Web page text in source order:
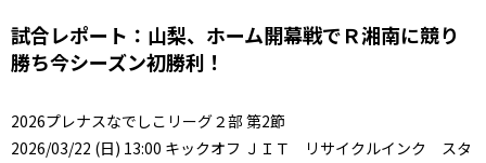
試合レポート：山梨、ホーム開幕戦でＲ湘南に競り
勝ち今シーズン初勝利！
2026プレナスなでしこリーグ２部 第2節
2026/03/22 (日) 13:00 キックオフ ＪＩＴ リサイクルインク スタ